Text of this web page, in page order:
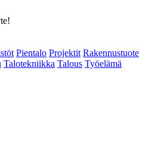
Pientalo Projektit Rakennustuote
Talotekniikka Talous Työelämä